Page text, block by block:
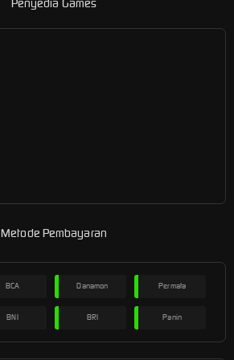
Penyedia Games
Metode Pembayaran
BCA Danamon Permata
BNI BRI Panin